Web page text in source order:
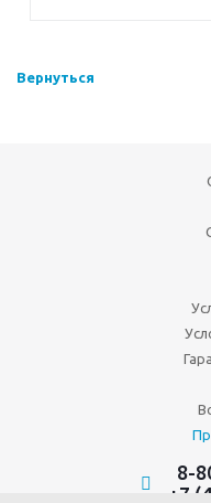
Вернуться
8-
+7